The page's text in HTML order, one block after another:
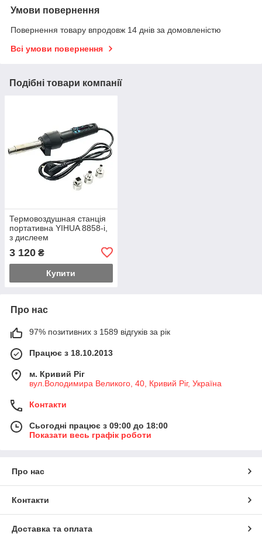
Умови повернення
Повернення товару впродовж 14 днів за домовленістю
Всі умови повернення
Подібні товари компанії
Термовоздушная станція
портативна YIHUA 8858-i,
з дислеем
3 120 ₴
Купити
Про нас
97% позитивних з 1589 відгуків за рік
Працює з 18.10.2013
м. Кривий Ріг
вул.Володимира Великого, 40, Кривий Ріг, Україна
Контакти
Сьогодні працює з 09:00 до 18:00
Показати весь графік роботи
Про нас
Контакти
Доставка та оплата